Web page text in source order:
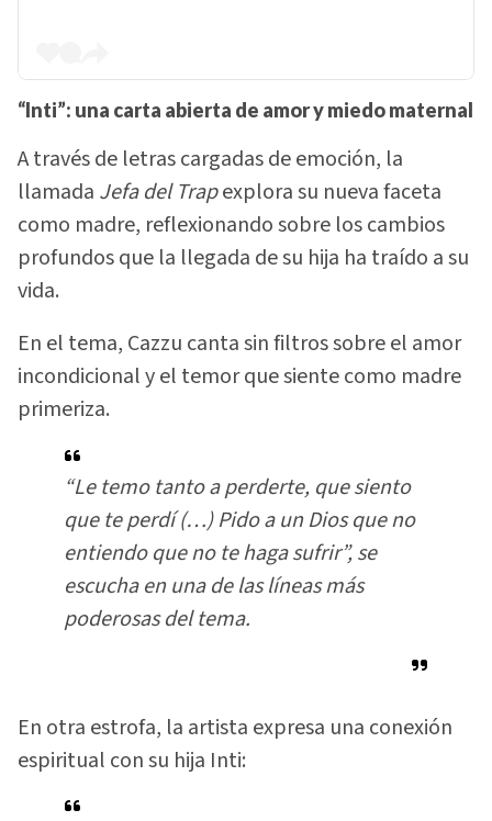
“Inti”: una carta abierta de amor y miedo maternal
A través de letras cargadas de emoción, la
llamada Jefa del Trapexplora su nueva faceta
como madre, reflexionando sobre los cambios
profundos que la llegada de su hija ha traído a su
vida.
En el tema, Cazzu canta sin filtros sobre el amor
incondicional y el temor que siente como madre
primeriza.
“Le temo tanto a perderte, que siento
que te perdí (…) Pido a un Dios que no
entiendo que no te haga sufrir”, se
escucha en una de las líneas más
poderosas del tema.
En otra estrofa, la artista expresa una conexión
espiritual con su hija Inti: